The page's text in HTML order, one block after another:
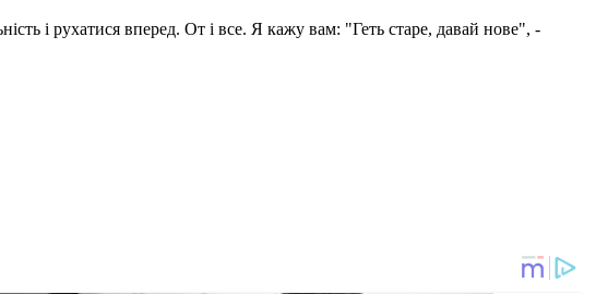
і рухатися вперед. От і все. Я кажу вам: "Геть старе, давай нове", -